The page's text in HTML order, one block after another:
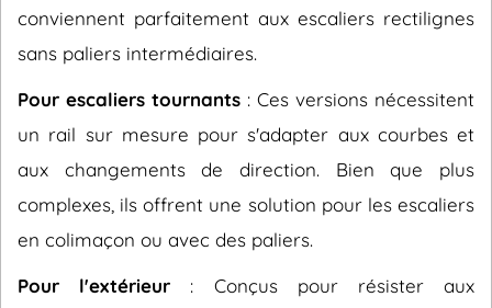
conviennent parfaitement aux escaliers rectilignes
sans paliers intermédiaires.
Pour escaliers tournants : Ces versions nécessitent
un rail sur mesure pour s'adapter aux courbes et
aux changements de direction. Bien que plus
complexes, ils offrent une solution pour les escaliers
en colimaçon ou avec des paliers.
Pour l'extérieur : Conçus pour résister aux